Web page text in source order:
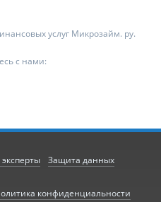
услуг Микрозайм. ру.
с нами:
Защита данных
конфиденциальности